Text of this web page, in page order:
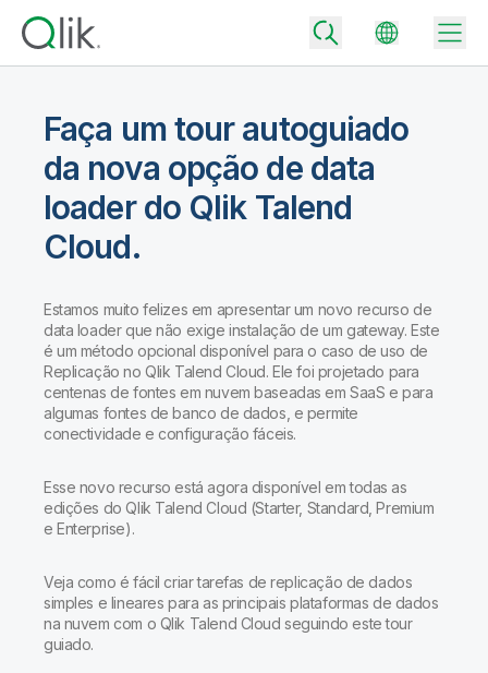
Back
Comunidade
Portal do Cliente
Onboarding
Documentação do Produto
Back
Carreiras
Sala de Imprensa
Escritórios Globais
Back
Qlik
Back
Por que Qlik
Parceiros de Tecnologia e Integrações
Aumente o valor da integração de dados e analytics da Qlik
Back
Analytics e IA
Todos os Produtos
Back
Preços de Integração e Qualidade de Dados
Entregue dados confiáveis com rapidez para tomar decisões mais
inteligentes com o plano certo de integração de dados.
Preços de Analytics
analytics.
Back
Eventos e Webinars
Biblioteca de Recursos
Faça um tour autoguiado
da nova opção de data
loader do Qlik Talend
Cloud.
Estamos muito felizes em apresentar um novo recurso de
data loader que não exige instalação de um gateway. Este
é um método opcional disponível para o caso de uso de
Replicação no Qlik Talend Cloud. Ele foi projetado para
centenas de fontes em nuvem baseadas em SaaS e para
algumas fontes de banco de dados, e permite
conectividade e configuração fáceis.
Esse novo recurso está agora disponível em todas as
edições do Qlik Talend Cloud (Starter, Standard, Premium
e Enterprise).
Veja como é fácil criar tarefas de replicação de dados
simples e lineares para as principais plataformas de dados
na nuvem com o Qlik Talend Cloud seguindo este tour
guiado.